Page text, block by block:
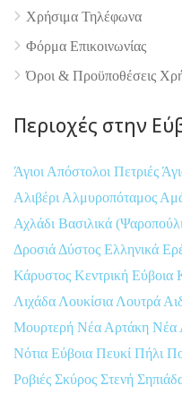
Χρήσιμα Τηλέφωνα
Φόρμα Επικοινωνίας
Όροι & Προϋποθέσεις
Περιοχές στην
Άγιοι Απόστολοι Πετριές
Αλιβέρι Αλμυροπόταμος
Αχλάδι Βασιλικά
Δροσιά Δύστος Ελληνικά
Κάρυστος Κεντρική Εύβοια
Λιχάδα Λουκίσια Λουτρά
Μουρτερή Νέα Αρτάκη Νέα
Νότια Εύβοια Πευκί Πήλι
Ροβιές Σκύρος Στενή